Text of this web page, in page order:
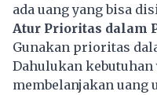
ada uang yang bisa
Atur Prioritas dalam
Gunakan prioritas
Dahulukan kebutuhan
membelanjakan